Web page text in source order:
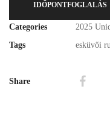
IDŐPONTFOGLALÁS
Categories 2025
Tags
esküvői
Share